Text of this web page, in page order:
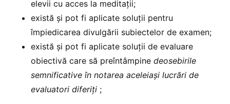
elevii cu acces la meditații;
există și pot fi aplicate soluții pentru
împiedicarea divulgării subiectelor de examen;
există și pot fi aplicate soluții de evaluare
obiectivă care să preîntâmpine deosebirile
semnificative în notarea aceleiași lucrări de
evaluatori diferiți ;